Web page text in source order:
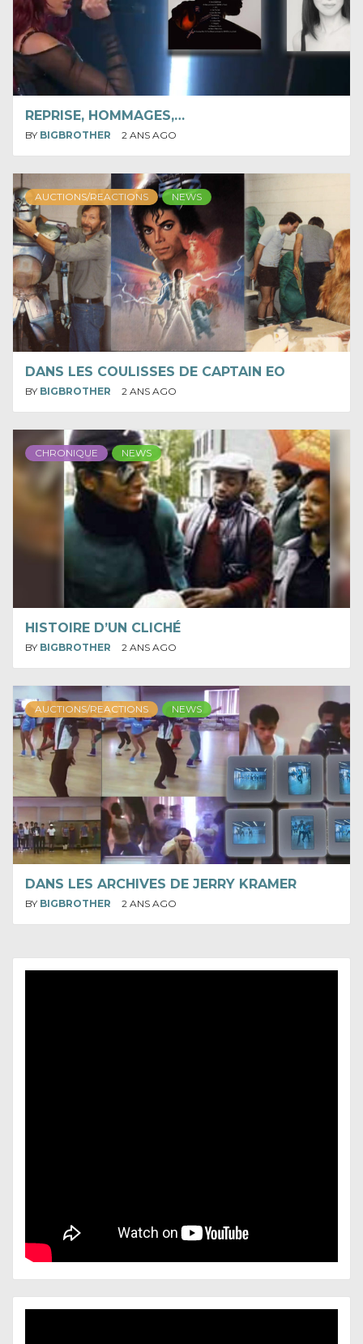
REPRISE, HOMMAGES,…
BY BIGBROTHER 2 ANS AGO
AUCTIONS/REACTIONS NEWS
DANS LES COULISSES DE CAPTAIN EO
BY BIGBROTHER 2 ANS AGO
CHRONIQUE NEWS
HISTOIRE D’UN CLICHÉ
BY BIGBROTHER 2 ANS AGO
AUCTIONS/REACTIONS NEWS
DANS LES ARCHIVES DE JERRY KRAMER
BY BIGBROTHER 2 ANS AGO